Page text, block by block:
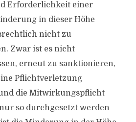
Erforderlichkeit einer
in dieser Höhe
nicht zu
Zwar ist es nicht
erneut zu sanktionieren,
Pflichtverletzung
die Mitwirkungspflicht
so durchgesetzt werden